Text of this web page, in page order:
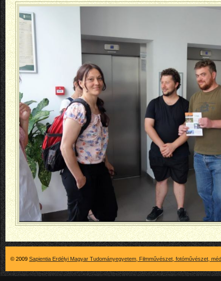
© 2009 Sapientia Erdélyi Magyar Tudományegyetem, Filmművészet, fotóművészet,